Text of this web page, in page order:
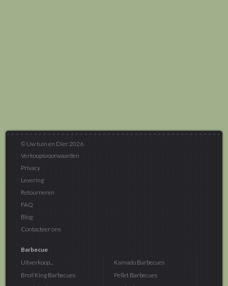
© Uw tuin en Dier 2026
Verkoopsvoorwaarden
Privacy
Levering
Retourneren
FAQ
Blog
Contacteer ons
Barbecue
Uitverkoop...
Broil King Barbecues
Kamado Barbecues
Pellet Barbecues